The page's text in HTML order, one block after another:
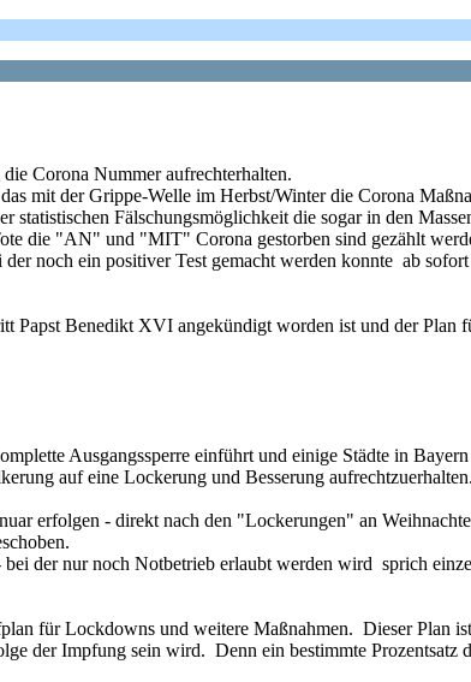
Corona Nummer aufrechterhalten.
mit der Grippe-Welle im Herbst/Winter die Corona
Fälschungsmöglichkeit die sogar in den
die "AN" und "MIT" Corona gestorben sind gezählt
noch ein positiver Test gemacht werden konnte ab sofort
Papst Benedikt XVI angekündigt worden ist und der Plan
Ausgangssperre einführt und einige Städte in
auf eine Lockerung und Besserung
erfolgen - direkt nach den "Lockerungen" an
bei der nur noch Notbetrieb erlaubt werden wird sprich
für Lockdowns und weitere Maßnahmen. Dieser Plan
der Impfung sein wird. Denn ein bestimmte